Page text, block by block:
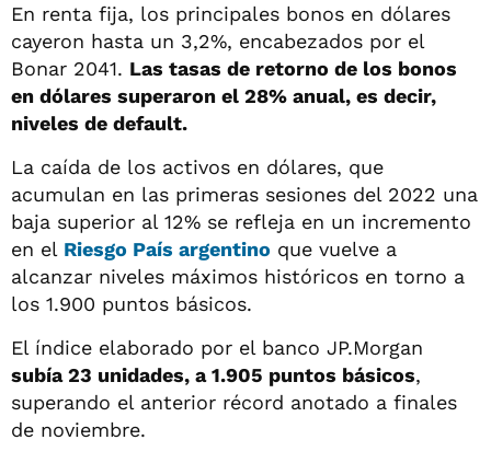
En renta fija, los principales bonos en dólares
cayeron hasta un 3,2%, encabezados por el
Bonar 2041. Las tasas de retorno de los bonos
en dólares superaron el 28% anual, es decir,
niveles de default.
La caída de los activos en dólares, que
acumulan en las primeras sesiones del 2022 una
baja superior al 12% se refleja en un incremento
en el Riesgo País argentino que vuelve a
alcanzar niveles máximos históricos en torno a
los 1.900 puntos básicos.
El índice elaborado por el banco JP.Morgan
subía 23 unidades, a 1.905 puntos básicos,
superando el anterior récord anotado a finales
de noviembre.